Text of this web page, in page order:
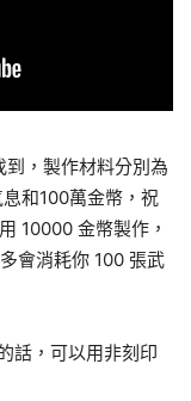
，製作材料分別為
和100萬金幣，祝
10000 金幣製作，
會消耗你 100 張武
話，可以用非刻印